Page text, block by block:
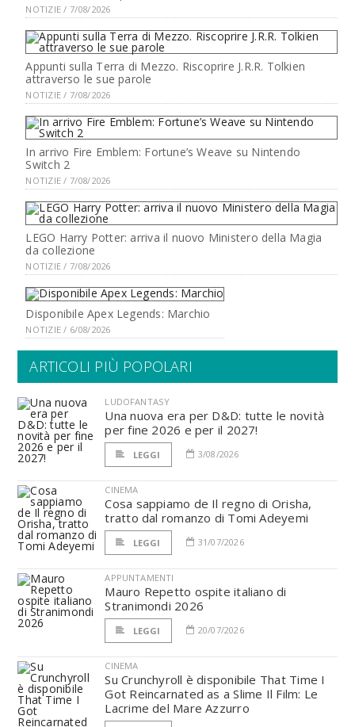
NOTIZIE / 7/08/2026
Appunti sulla Terra di Mezzo. Riscoprire J.R.R. Tolkien
attraverso le sue parole
NOTIZIE / 7/08/2026
In arrivo Fire Emblem: Fortune’s Weave su Nintendo
Switch 2
NOTIZIE / 7/08/2026
LEGO Harry Potter: arriva il nuovo Ministero della Magia
da collezione
NOTIZIE / 7/08/2026
Disponibile Apex Legends: Marchio
NOTIZIE / 6/08/2026
ARTICOLI PIÙ POPOLARI
LUDOFANTASY
Una nuova era per D&D: tutte le novità
per fine 2026 e per il 2027!
LEGGI 3/08/2026
CINEMA
Cosa sappiamo de Il regno di Orisha,
tratto dal romanzo di Tomi Adeyemi
LEGGI 31/07/2026
APPUNTAMENTI
Mauro Repetto ospite italiano di
Stranimondi 2026
LEGGI 20/07/2026
CINEMA
Su Crunchyroll è disponibile That Time I
Got Reincarnated as a Slime Il Film: Le
Lacrime del Mare Azzurro